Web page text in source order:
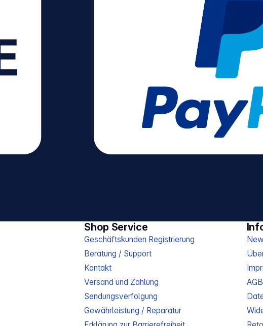
Shop Service
Geschäftskunden Registrierung
Beratung / Support
Kontakt
Versand und Zahlung
Sendungsverfolgung
Gewährleistung / Reparatur
AGB